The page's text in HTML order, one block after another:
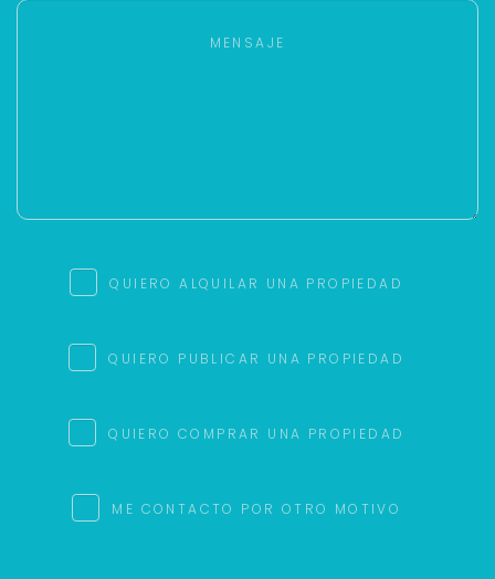
QUIERO ALQUILAR UNA PROPIEDAD
QUIERO PUBLICAR UNA PROPIEDAD
QUIERO COMPRAR UNA PROPIEDAD
ME CONTACTO POR OTRO MOTIVO